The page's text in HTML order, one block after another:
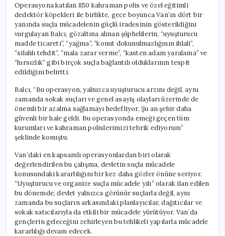
Operasyona katılan 850 kahraman polis ve özel eğitimli
dedektör köpekleri ile birlikte, gece boyunca Van’ın dört bir
yanında suçla mücadelenin güçlü iradesinin gösterildiğini
vurgulayan Balcı, gözaltına alınan şüphelilerin, “uyuşturucu
madde ticareti”, “yağma”, “konut dokunulmazlığının ihlali”,
“silahlı tehdit”, “mala zarar verme”, “kasten adam yaralama” ve
“hırsızlık” gibi birçok suçla bağlantılı olduklarının tespit
edildiğini belirtti.
Balcı, “Bu operasyon, yalnızca uyuşturucu arzını değil, aynı
zamanda sokak suçları ve genel asayiş olayları üzerinde de
önemli bir azalma sağlamayı hedefliyor. Şu an şehir daha
güvenli bir hale geldi. Bu operasyonda emeği geçen tüm
kurumları ve kahraman polislerimizi tebrik ediyorum”
şeklinde konuştu.
Van’daki en kapsamlı operasyonlardan biri olarak
değerlendirilen bu çalışma, devletin suçla mücadele
konusundaki kararlılığını bir kez daha gözler önüne seriyor.
“Uyuşturucu ve organize suçla mücadele yılı” olarak ilan edilen
bu dönemde, devlet yalnızca görünür suçlarla değil, aynı
zamanda bu suçların arkasındaki planlayıcılar, dağıtıcılar ve
sokak satıcılarıyla da etkili bir mücadele yürütüyor. Van’da
gençlerin geleceğini zehirleyen bu tehlikeli yapılarla mücadele
kararlılığı devam edecek.